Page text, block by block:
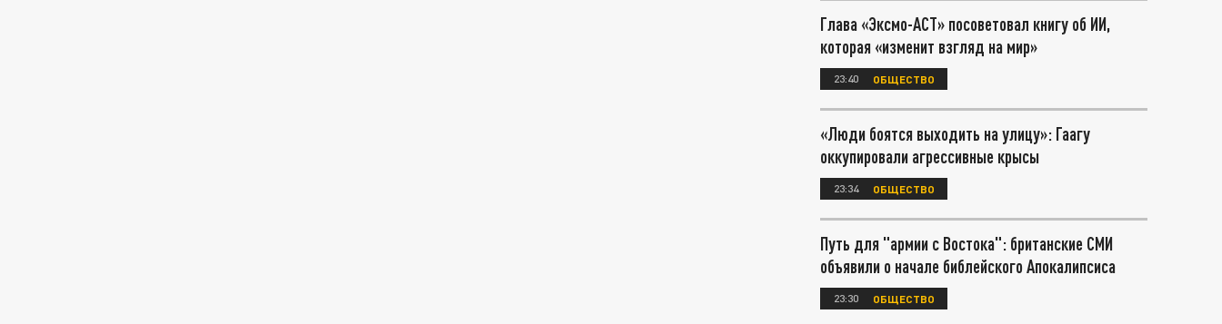
Глава «Эксмо-АСТ» посоветовал книгу об ИИ,
которая «изменит взгляд на мир»
23:40 ОБЩЕСТВО
«Люди боятся выходить на улицу»: Гаагу
оккупировали агрессивные крысы
23:34 ОБЩЕСТВО
Путь для "армии с Востока": британские СМИ
объявили о начале библейского Апокалипсиса
23:30 ОБЩЕСТВО